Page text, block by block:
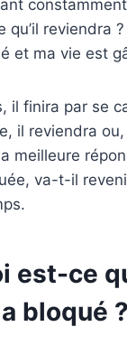
constamment
qu’il reviendra
et ma vie est
il finira par se
il reviendra
meilleure
va-t-il
est-ce
bloqué ?